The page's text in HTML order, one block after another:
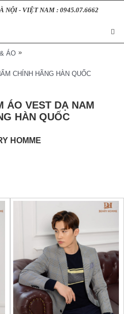
NỘI - VIỆT NAM : 0945.07.6662
ÁO »
CHÍNH HÃNG HÀN QUỐC
ÁO VEST DẠ NAM
HÀN QUỐC
HOMME